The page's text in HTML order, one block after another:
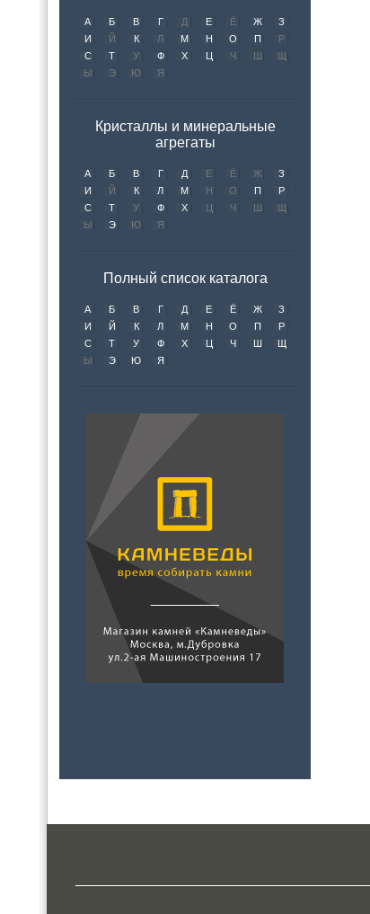
А Б В Г Д Е Ё Ж
З
И
Й К Л М Н О П
Р
С
Т У Ф Х Ц Ч Ш
Щ
Ы
Э Ю Я
Кристаллы и минеральные
агрегаты
А Б В Г Д Е Ё Ж
З
И
Й К Л М Н О П
Р
С
Т У Ф Х Ц Ч Ш
Щ
Ы
Э Ю Я
Полный список каталога
А Б В Г Д Е Ё Ж
З
И
Й К Л М Н О П
Р
С
Т У Ф Х Ц Ч Ш
Щ
Ы
Э Ю Я